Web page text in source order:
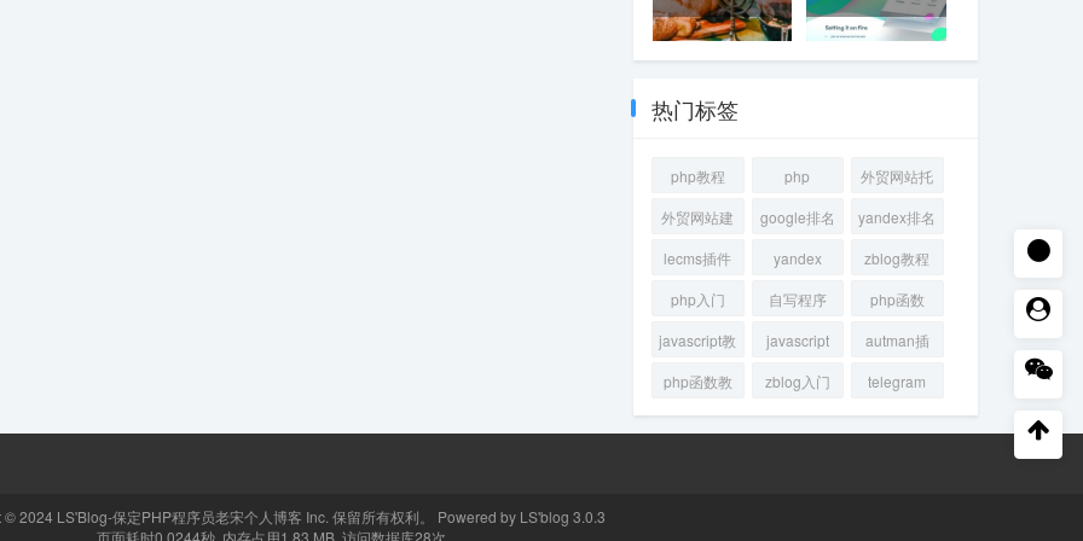
热门标签
php教程 php
外贸网站托
管
外贸网站建
设
google排名
yandex排名
lecms插件
yandex
zblog教程
php入门
自写程序
php函数
javascript教
程
javascript
autman插
件
php函数教
程
zblog入门 telegram
© 2024 LS'Blog-保定PHP程序员老宋个人博客 Inc. 保留所有权利。 Powered by LS'blog 3.0.3
页面耗时0.0244秒, 内存占用1.83 MB, 访问数据库28次